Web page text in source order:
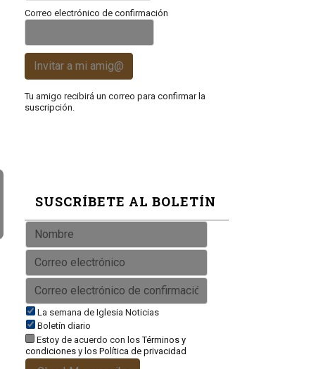
Correo electrónico de confirmación
Invitar a mi amig@
Tu amigo recibirá un correo para confirmar la
suscripción.
SUSCRÍBETE AL BOLETÍN
La semana de Iglesia Noticias
Boletín diario
Estoy de acuerdo con losTérminos y
condiciones y los Política de privacidad